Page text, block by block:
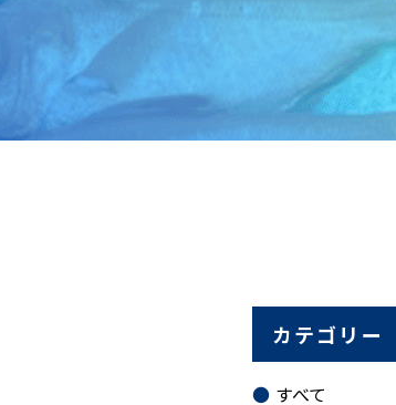
カテゴリー
すべて